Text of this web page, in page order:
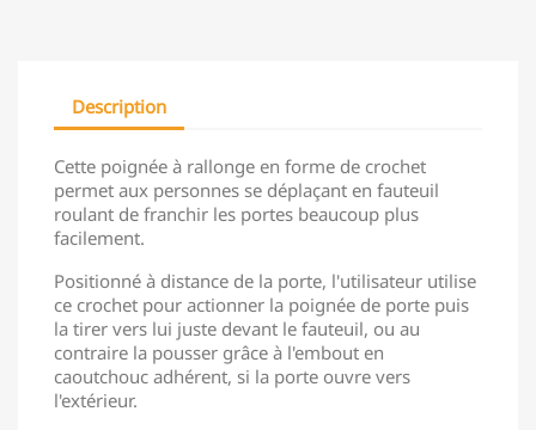
Description
Cette poignée à rallonge en forme de crochet
permet aux personnes se déplaçant en fauteuil
roulant de franchir les portes beaucoup plus
facilement.
Positionné à distance de la porte, l'utilisateur utilise
ce crochet pour actionner la poignée de porte puis
la tirer vers lui juste devant le fauteuil, ou au
contraire la pousser grâce à l'embout en
caoutchouc adhérent, si la porte ouvre vers
l'extérieur.